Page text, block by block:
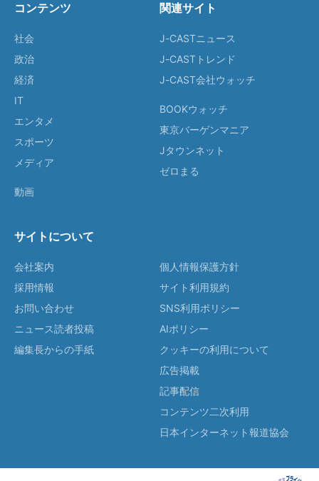
コンテンツ
社会
政治
経済
IT
エンタメ
スポーツ
メディア
動画
関連サイト
J-CASTニュース
J-CASTトレンド
J-CAST会社ウォッチ
BOOKウォッチ
東京バーゲンマニア
Jタウンネット
ゼロまる
サイトについて
会社案内
採用情報
お問い合わせ
ニュース読者投稿
編集長からの手紙
個人情報保護方針
サイト利用規約
SNS利用ポリシー
AIポリシー
クッキーの利用について
広告掲載
記事配信
コンテンツ二次利用
日本インターネット報道協会